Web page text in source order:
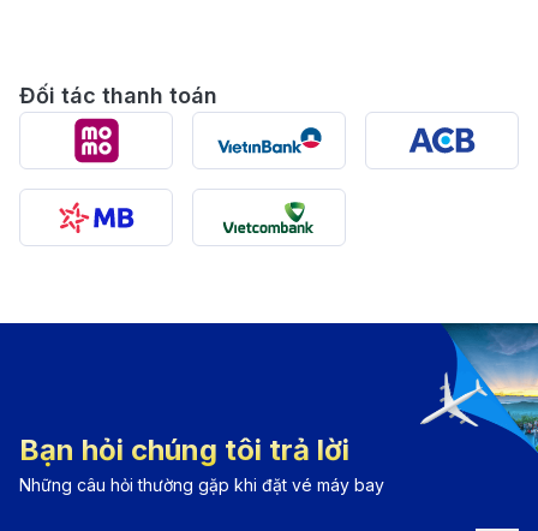
Đặt vé máy bay từ Thượng Hải đi Đà Nẵng giá rẻ dễ
dàng trên 190 Booking.
Giới thiệu về Đà Nẵng
nhất của Việt Nam, nằm ở khu vực miền Trung, với sự
kết hợp hài hòa giữa cảnh quan thiên nhiên tuyệt đẹp
và sự phát triển hiện đại. Nơi đây nổi tiếng với những
bãi biển dài, cát trắng mịn và nước biển trong xanh,
đặc biệt là bãi biển Mỹ Khê, được đánh giá là một
Đối tác thanh toán
Bạn hỏi chúng tôi trả lời
Những câu hỏi thường gặp khi đặt vé máy bay